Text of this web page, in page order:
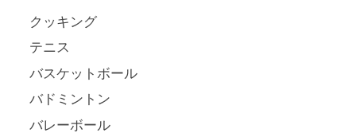
クッキング
テニス
バスケットボール
バドミントン
バレーボール